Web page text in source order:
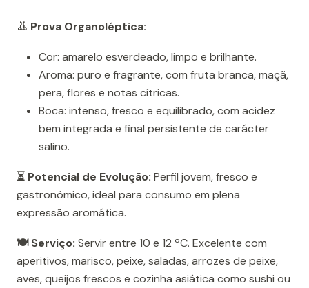
👃 Prova Organoléptica:
Cor: amarelo esverdeado, limpo e brilhante.
Aroma: puro e fragrante, com fruta branca, maçã,
pera, flores e notas cítricas.
Boca: intenso, fresco e equilibrado, com acidez
bem integrada e final persistente de carácter
salino.
⏳ Potencial de Evolução: Perfil jovem, fresco e
gastronómico, ideal para consumo em plena
expressão aromática.
🍽️ Serviço: Servir entre 10 e 12 ºC. Excelente com
aperitivos, marisco, peixe, saladas, arrozes de peixe,
aves, queijos frescos e cozinha asiática como sushi ou